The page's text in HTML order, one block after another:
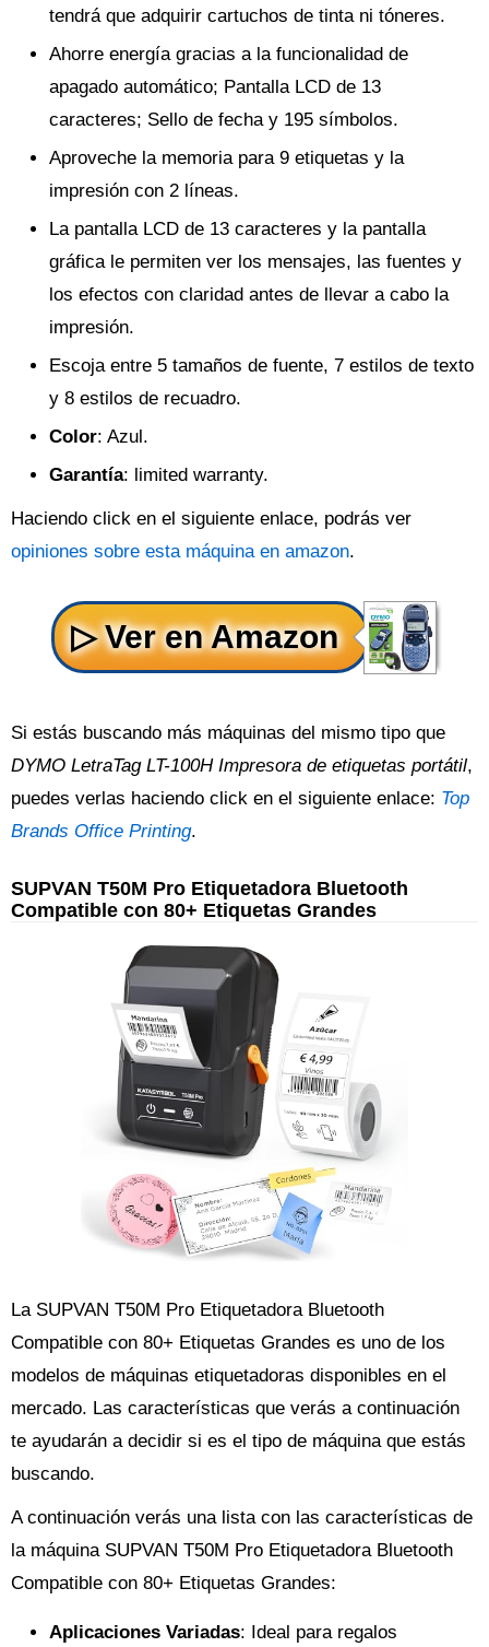
tendrá que adquirir cartuchos de tinta ni tóneres.
Ahorre energía gracias a la funcionalidad de
apagado automático; Pantalla LCD de 13
caracteres; Sello de fecha y 195 símbolos.
Aproveche la memoria para 9 etiquetas y la
impresión con 2 líneas.
La pantalla LCD de 13 caracteres y la pantalla
gráfica le permiten ver los mensajes, las fuentes y
los efectos con claridad antes de llevar a cabo la
impresión.
Escoja entre 5 tamaños de fuente, 7 estilos de texto
y 8 estilos de recuadro.
Color: Azul.
Garantía: limited warranty.
Haciendo click en el siguiente enlace, podrás ver
opiniones sobre esta máquina en amazon.
Si estás buscando más máquinas del mismo tipo que
DYMO LetraTag LT-100H Impresora de etiquetas portátil,
puedes verlas haciendo click en el siguiente enlace: Top
Brands Office Printing.
SUPVAN T50M Pro Etiquetadora Bluetooth
Compatible con 80+ Etiquetas Grandes
La SUPVAN T50M Pro Etiquetadora Bluetooth
Compatible con 80+ Etiquetas Grandes es uno de los
modelos de máquinas etiquetadoras disponibles en el
mercado. Las características que verás a continuación
te ayudarán a decidir si es el tipo de máquina que estás
buscando.
A continuación verás una lista con las características de
la máquina SUPVAN T50M Pro Etiquetadora Bluetooth
Compatible con 80+ Etiquetas Grandes:
Aplicaciones Variadas: Ideal para regalos